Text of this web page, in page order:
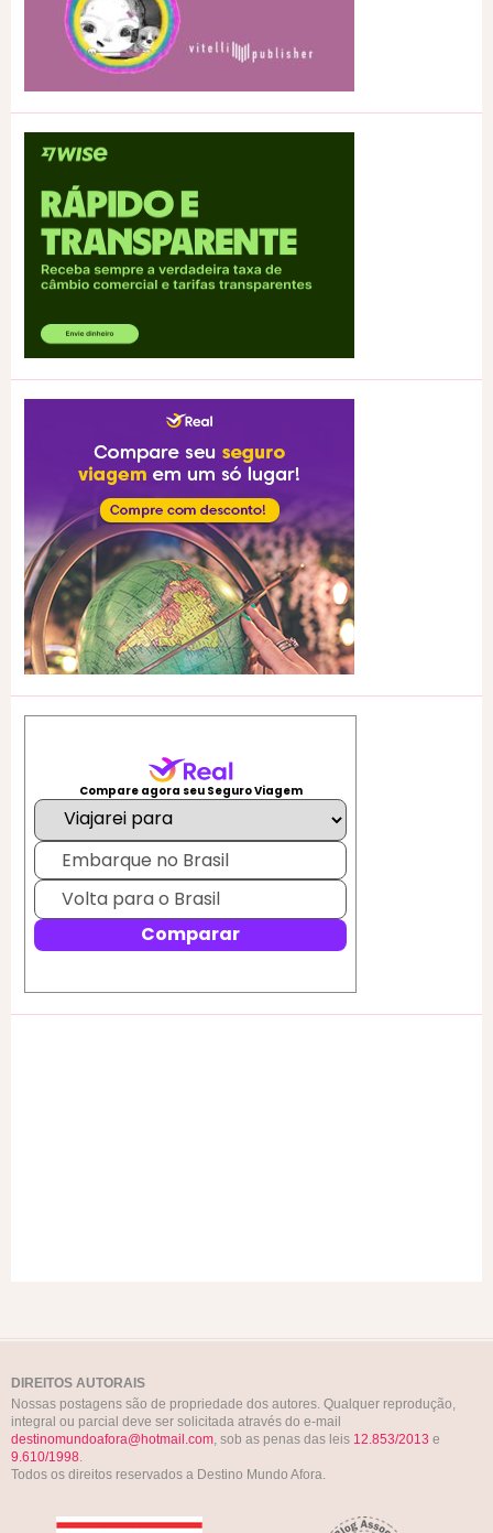
DIREITOS AUTORAIS
Nossas postagens são de propriedade dos autores. Qualquer reprodução,
integral ou parcial deve ser solicitada através do e-mail
destinomundoafora@hotmail.com, sob as penas das leis 12.853/2013 e
9.610/1998.
Todos os direitos reservados a Destino Mundo Afora.